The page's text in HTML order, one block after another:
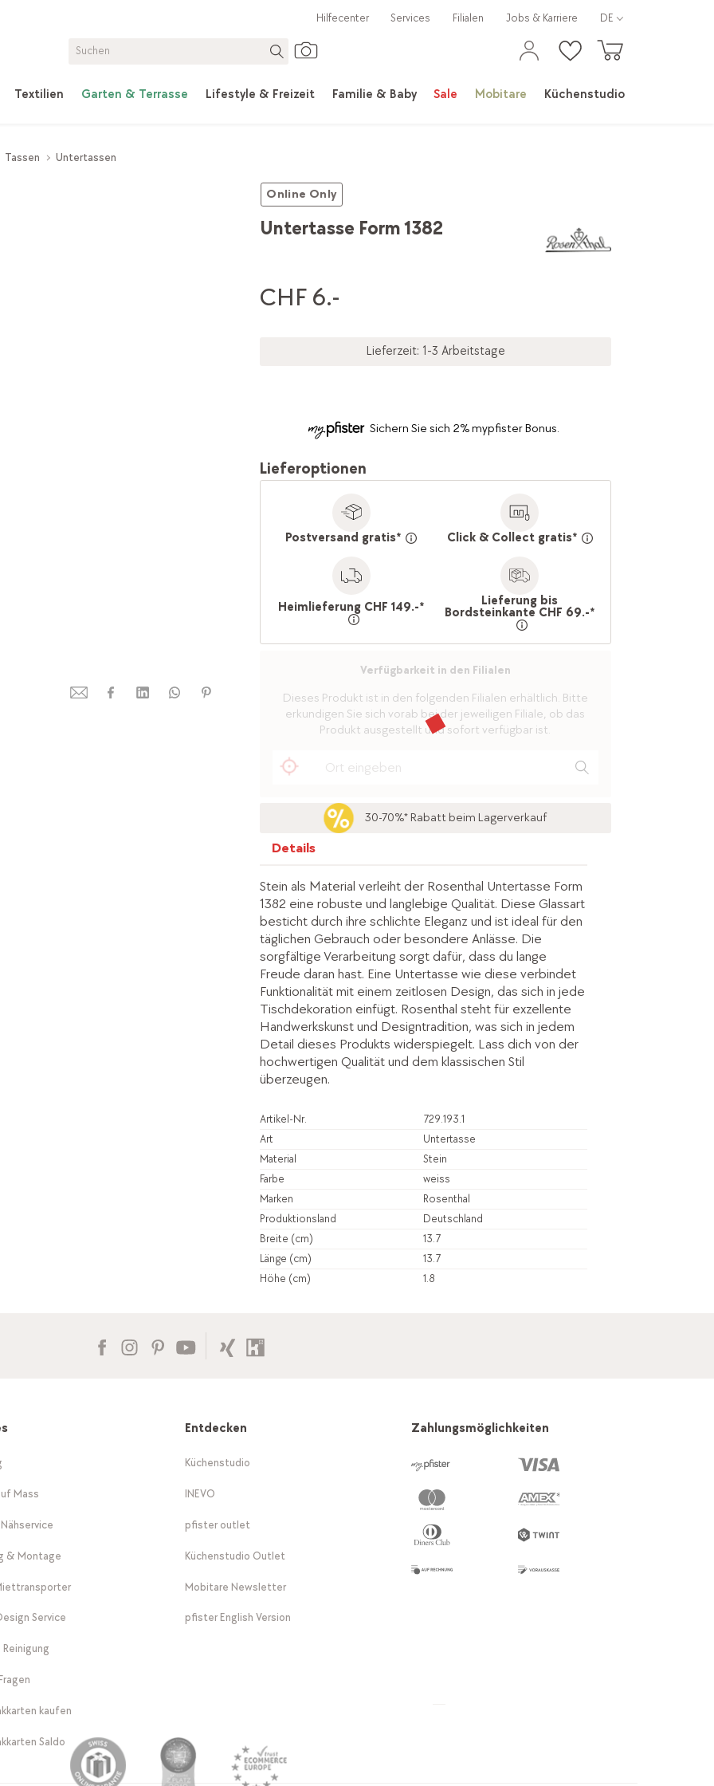
Textilien Garten & Terrasse Lifestyle & Freizeit Familie & Baby Sale Mobitare Küchenstudio
Hilfecenter Services Filialen Jobs & Karriere DE
Tassen Untertassen
Online Only
Untertasse Form 1382
CHF 6.-
Lieferzeit: 1-3 Arbeitstage
Sichern Sie sich 2% mypfister Bonus.
Lieferoptionen
Postversand gratis* Click & Collect gratis*
Heimlieferung CHF 149.-* Lieferung bis
Bordsteinkante CHF 69.-*
Verfügbarkeit in den Filialen
Dieses Produkt ist in den folgenden Filialen erhältlich. Bitte
erkundigen Sie sich vorab bei der jeweiligen Filiale, ob das
Produkt ausgestellt und sofort verfügbar ist.
30-70%* Rabatt beim Lagerverkauf
Details
Stein als Material verleiht der Rosenthal Untertasse Form
1382 eine robuste und langlebige Qualität. Diese Glassart
besticht durch ihre schlichte Eleganz und ist ideal für den
täglichen Gebrauch oder besondere Anlässe. Die
sorgfältige Verarbeitung sorgt dafür, dass du lange
Freude daran hast. Eine Untertasse wie diese verbindet
Funktionalität mit einem zeitlosen Design, das sich in jede
Tischdekoration einfügt. Rosenthal steht für exzellente
Handwerkskunst und Designtradition, was sich in jedem
Detail dieses Produkts widerspiegelt. Lass dich von der
hochwertigen Qualität und dem klassischen Stil
überzeugen.
Artikel-Nr.
729.193.1
Art
Untertasse
Material
Stein
Farbe
weiss
Marken
Rosenthal
Produktionsland
Deutschland
Breite (cm)
13.7
Länge (cm)
13.7
Höhe (cm)
1.8
Mass
& Montage
Service
kaufen
Saldo
Entdecken
Küchenstudio
INEVO
pfister outlet
Küchenstudio Outlet
Mobitare Newsletter
pfister English Version
Zahlungsmöglichkeiten